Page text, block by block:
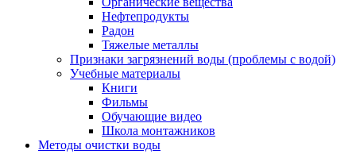
Нефтепродукты
Радон
Тяжелые металлы
Признаки загрязнений воды (проблемы с водой)
Учебные материалы
Книги
Фильмы
Обучающие видео
Школа монтажников
Методы очистки воды